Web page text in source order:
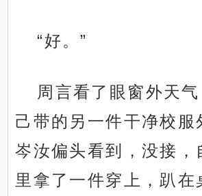
“好。”
周言看了眼窗外天
己带的另一件干净校服
岑汝偏头看到，没接，
里拿了一件穿上，趴在